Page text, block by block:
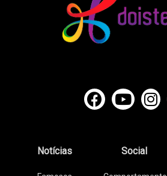
Notícias Social